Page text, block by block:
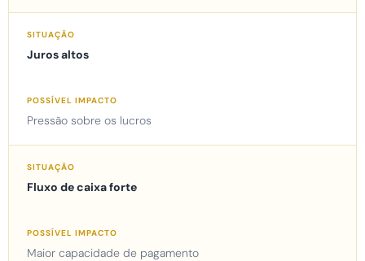
Juros altos
Pressão sobre os lucros
Fluxo de caixa forte
Maior capacidade de pagamento